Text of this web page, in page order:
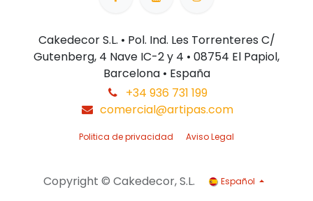
Cakedecor S.L. • Pol. Ind. Les Torrenteres C/
Gutenberg, 4 Nave IC-2 y 4 • 08754 El Papiol,
Barcelona • España
+34 936 731 199
comercial@artipas.com
Politica de privacidad Aviso Legal
Copyright © Cakedecor, S.L. Español